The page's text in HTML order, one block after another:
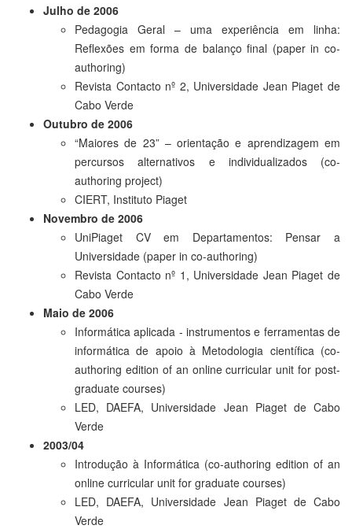
Julho de 2006
Pedagogia Geral – uma experiência em linha:
Reflexões em forma de balanço final (paper in co-
authoring)
Revista Contacto nº 2, Universidade Jean Piaget de
Cabo Verde
Outubro de 2006
“Maiores de 23” – orientação e aprendizagem em
percursos alternativos e individualizados (co-
authoring project)
CIERT, Instituto Piaget
Novembro de 2006
UniPiaget CV em Departamentos: Pensar a
Universidade (paper in co-authoring)
Revista Contacto nº 1, Universidade Jean Piaget de
Cabo Verde
Maio de 2006
Informática aplicada - instrumentos e ferramentas de
informática de apoio à Metodologia científica (co-
authoring edition of an online curricular unit for post-
graduate courses)
LED, DAEFA, Universidade Jean Piaget de Cabo
Verde
2003/04
Introdução à Informática (co-authoring edition of an
online curricular unit for graduate courses)
LED, DAEFA, Universidade Jean Piaget de Cabo
Verde